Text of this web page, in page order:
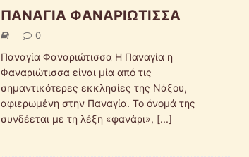
ΠΑΝΑΓΙΑ ΦΑΝΑΡΙΩΤΙΣΣΑ
0
Παναγία Φαναριώτισσα Η Παναγία η
Φαναριώτισσα είναι μία από τις
σημαντικότερες εκκλησίες της Νάξου,
αφιερωμένη στην Παναγία. Το όνομά της
συνδέεται με τη λέξη «φανάρι», [...]